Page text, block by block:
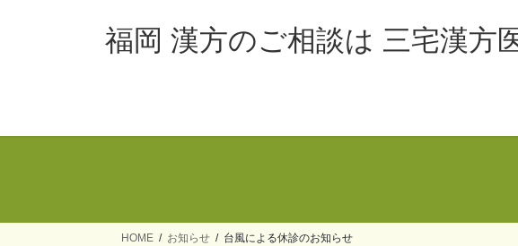
ス
ン
福岡 漢方のご相談は 三宅漢方
HOME お知らせ 台風による休診のお知らせ